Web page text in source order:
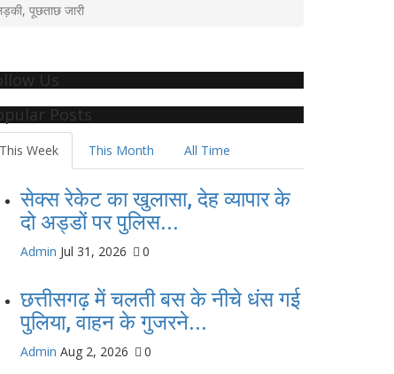
पूछताछ जारी
Us
Posts
This Week This Month All Time
सेक्स रेकेट का खुलासा, देह व्यापार के
दो अड्डों पर पुलिस...
Admin Jul 31, 2026 0
छत्तीसगढ़ में चलती बस के नीचे धंस गई
पुलिया, वाहन के गुजरने...
Admin Aug 2, 2026 0